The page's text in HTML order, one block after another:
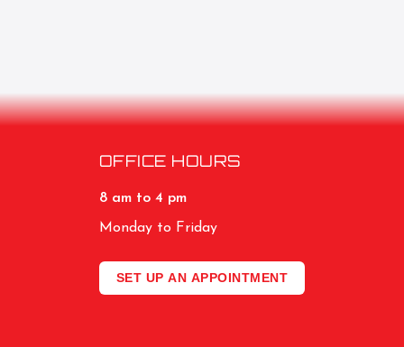
OFFICE HOURS
8 am to 4 pm
Monday to Friday
SET UP AN APPOINTMENT